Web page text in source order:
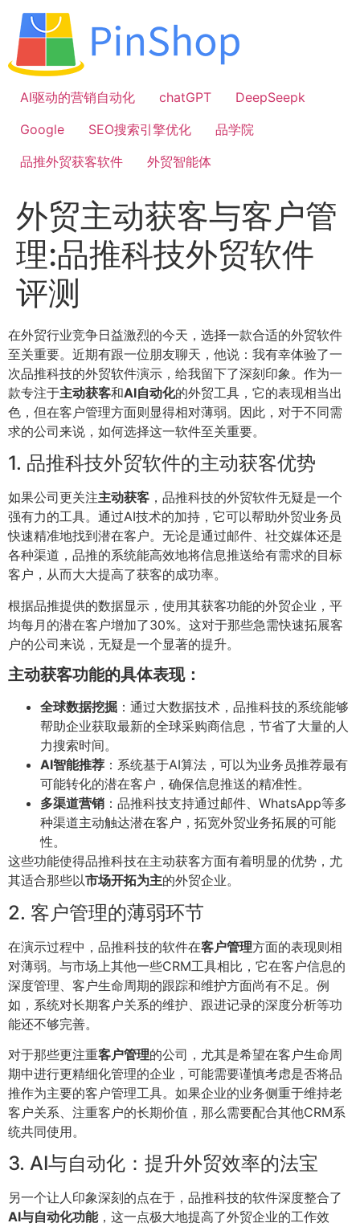
容
AI驱动的营销自动化
chatGPT
DeepSeepk
Google
SEO搜索引擎优化
品学院
品推外贸获客软件
外贸智能体
外贸主动获客与客户管
理:品推科技外贸软件
评测
在外贸行业竞争日益激烈的今天，选择一款合适的外贸软件
至关重要。近期有跟一位朋友聊天，他说：我有幸体验了一
次品推科技的外贸软件演示，给我留下了深刻印象。作为一
款专注于主动获客和AI自动化的外贸工具，它的表现相当出
色，但在客户管理方面则显得相对薄弱。因此，对于不同需
求的公司来说，如何选择这一软件至关重要。
1. 品推科技外贸软件的主动获客优势
如果公司更关注主动获客 ，品推科技的外贸软件无疑是一个
强有力的工具。通过AI技术的加持，它可以帮助外贸业务员
快速精准地找到潜在客户。无论是通过邮件、社交媒体还是
各种渠道，品推的系统能高效地将信息推送给有需求的目标
客户，从而大大提高了获客的成功率。
根据品推提供的数据显示，使用其获客功能的外贸企业，平
均每月的潜在客户增加了30%。这对于那些急需快速拓展客
户的公司来说，无疑是一个显著的提升。
主动获客功能的具体表现：
全球数据挖掘 ：通过大数据技术，品推科技的系统能够
帮助企业获取最新的全球采购商信息，节省了大量的人
力搜索时间。
AI智能推荐 ：系统基于AI算法，可以为业务员推荐最有
可能转化的潜在客户，确保信息推送的精准性。
多渠道营销 ：品推科技支持通过邮件、WhatsApp等多
种渠道主动触达潜在客户，拓宽外贸业务拓展的可能
性。
这些功能使得品推科技在主动获客方面有着明显的优势，尤
其适合那些以市场开拓为主的外贸企业。
2. 客户管理的薄弱环节
在演示过程中，品推科技的软件在客户管理方面的表现则相
对薄弱。与市场上其他一些CRM工具相比，它在客户信息的
深度管理、客户生命周期的跟踪和维护方面尚有不足。例
如，系统对长期客户关系的维护、跟进记录的深度分析等功
能还不够完善。
对于那些更注重客户管理的公司，尤其是希望在客户生命周
期中进行更精细化管理的企业，可能需要谨慎考虑是否将品
推作为主要的客户管理工具。如果企业的业务侧重于维持老
客户关系、注重客户的长期价值，那么需要配合其他CRM系
统共同使用。
3. AI与自动化：提升外贸效率的法宝
另一个让人印象深刻的点在于，品推科技的软件深度整合了
AI与自动化功能，这一点极大地提高了外贸企业的工作效